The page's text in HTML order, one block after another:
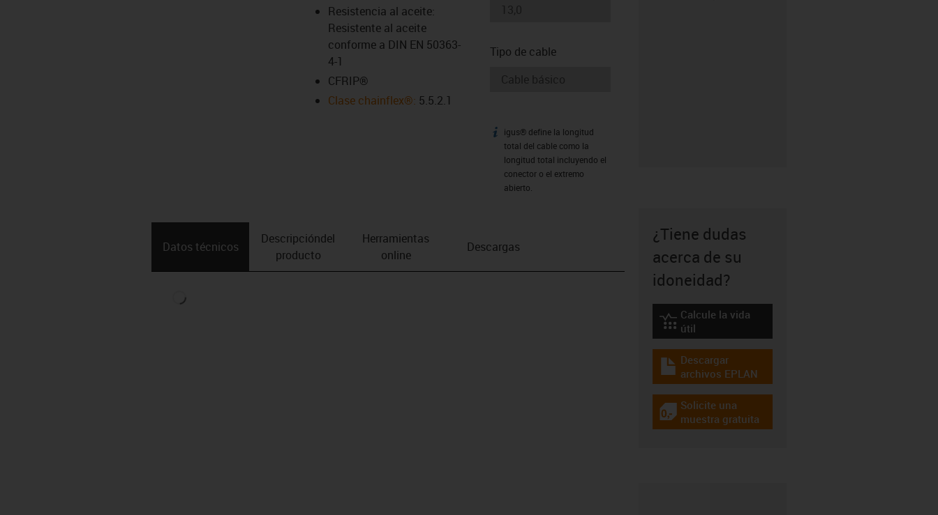
Resistencia al aceite:
Resistente al aceite
conforme a DIN EN 50363-
4-1
CFRIP®
Clase chainflex®: 5.5.2.1
Tipo de cable
igus-icon-info
igus® define la longitud
total del cable como la
longitud total incluyendo el
conector o el extremo
abierto.
Datos técnicos
Descripción­del
producto
Herramientas
online
Descargas
¿Tiene dudas
acerca de su
idoneidad?
igus-icon-lebensdauerrechner
Calcule la vida
útil
igus-icon-download-plan
Descargar
archivos EPLAN
igus-icon-gratismuster
Solicite una
muestra gratuita